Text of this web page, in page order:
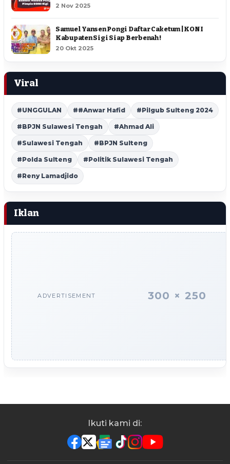
2 Nov 2025
Samuel Yansen Pongi Daftar Caketum | KONI
Kabupaten Sigi Siap Berbenah !
20 Okt 2025
Viral
#UNGGULAN ##Anwar Hafid #Pilgub Sulteng 2024
#BPJN Sulawesi Tengah #Ahmad Ali
#Sulawesi Tengah #BPJN Sulteng
#Polda Sulteng #Politik Sulawesi Tengah
#Reny Lamadjido
Iklan
ADVERTISEMENT 300 × 250
Ikuti kami di: